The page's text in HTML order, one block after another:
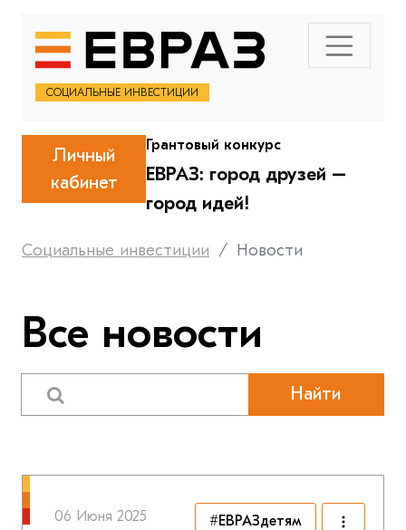
СОЦИАЛЬНЫЕ ИНВЕСТИЦИИ
Личный
кабинет
Грантовый конкурс
ЕВРАЗ: город друзей –
город идей!
Социальные инвестиции Новости
Все новости
Найти
06 Июня 2025 #ЕВРАЗдетям